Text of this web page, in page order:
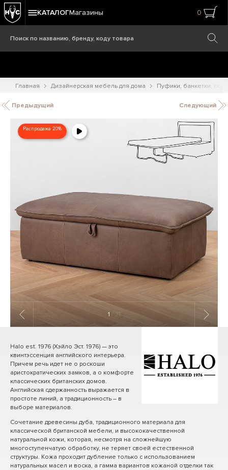
КАТАЛОГМагазины 0
Главная Дизайнерская мебель для дома Пуфики, банкетки,
Предыдущий Следующий
Распродажа 20%
1 / 21
Halo est. 1976 (Хэйло Эст. 1976) — это
квинтэссенция английского интерьера.
Причем речь идет не о роскоши
аристократических замков, а о комфорте
классических британских домов.
Английская сдержанность выражается в
простоте линий, а традиционность – в
выборе материалов.
Сочетание древесины дуба, традиционного материала для
классической британской мебели, и высококачественной
натуральной кожи, которая, несмотря на сложнейшую
многоступенчатую обработку, не теряет своей естественной
структуры. Кожа проходит дубление только с использованием
натуральных масел и воска, а гамма вариантов кожаной отделки так